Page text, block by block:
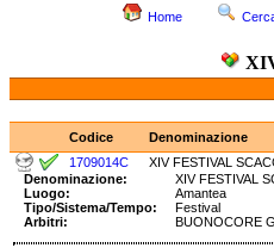
Home
Codice
Denominazione
1709014C
XIV FESTIVAL
Denominazione:
XIV FESTIVAL
Luogo:
Amantea
Tipo/Sistema/Tempo:
Festival
Arbitri: